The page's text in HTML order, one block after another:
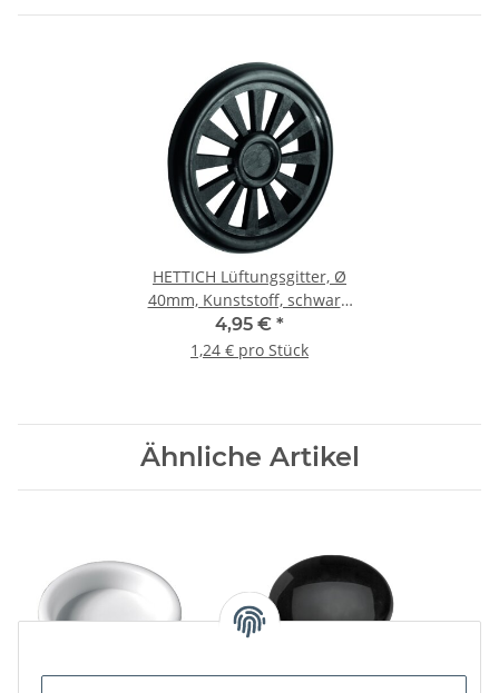
HETTICH Lüftungsgitter, Ø
40mm, Kunststoff, schwarz,
4 Stück
4,95 € *
1,24 € pro Stück
Ähnliche Artikel